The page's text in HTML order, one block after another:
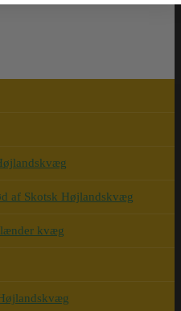
af Skotsk Højlandskvæg
kvæg